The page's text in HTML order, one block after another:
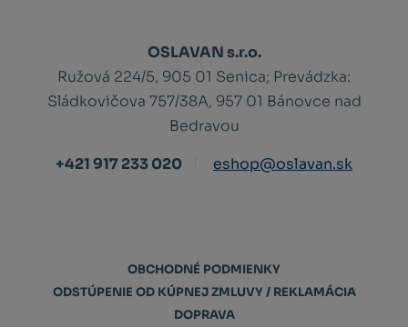
OSLAVAN s.r.o.
Ružová 224/5, 905 01 Senica; Prevádzka:
Sládkovičova 757/38A, 957 01 Bánovce nad
Bedravou
+421 917 233 020
eshop@oslavan.sk
OBCHODNÉ PODMIENKY
ODSTÚPENIE OD KÚPNEJ ZMLUVY / REKLAMÁCIA
DOPRAVA